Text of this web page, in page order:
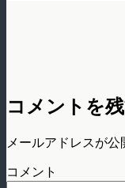
コメントを
メールアドレスが公
コメント